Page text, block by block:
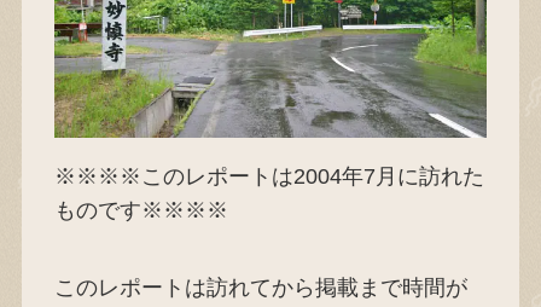
※※※※このレポートは2004年7月に訪れた
ものです※※※※
このレポートは訪れてから掲載まで時間が